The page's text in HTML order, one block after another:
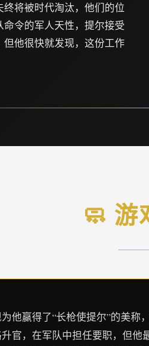
将被时代淘汰，他们的位
令的军人天性，提尔接受
他很快就发现，这份工作
🧼 游
他赢得了“长枪使提尔”的美
官，在军队中担任要职，但